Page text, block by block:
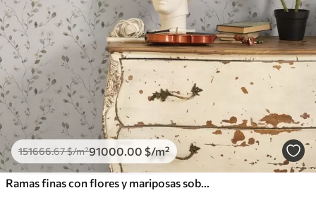
151666.67$/m²91000.00 $/m²
Ramas finas con flores y mariposas sobre fondo blanco